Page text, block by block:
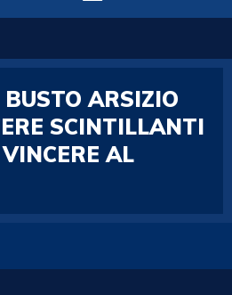
BUSTO ARSIZIO
SCINTILLANTI
AL